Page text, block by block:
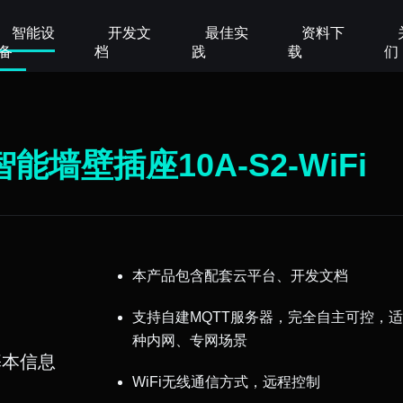
智能设
开发文
档
最佳实
践
资料下
载
们
能墙壁插座10A-S2-WiFi
信息
本产品包含配套云平台、开发文档
支持自建MQTT服务器，完全自主可控，
种内网、专网场景
WiFi无线通信方式，远程控制